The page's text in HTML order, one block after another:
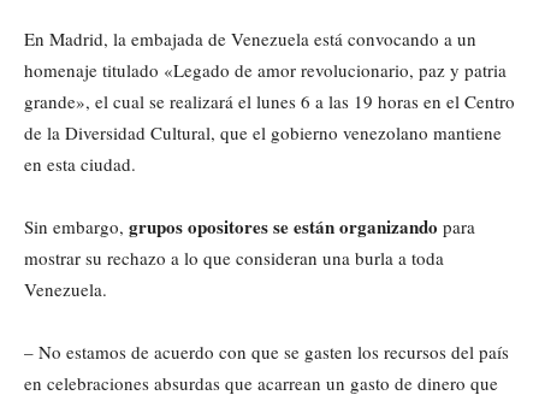
En Madrid, la embajada de Venezuela está convocando a un
homenaje titulado «Legado de amor revolucionario, paz y patria
grande», el cual se realizará el lunes 6 a las 19 horas en el Centro
de la Diversidad Cultural, que el gobierno venezolano mantiene
en esta ciudad.
Sin embargo, grupos opositores se están organizando para
mostrar su rechazo a lo que consideran una burla a toda
Venezuela.
– No estamos de acuerdo con que se gasten los recursos del país
en celebraciones absurdas que acarrean un gasto de dinero que